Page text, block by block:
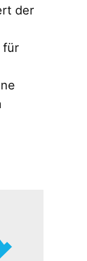
der
für